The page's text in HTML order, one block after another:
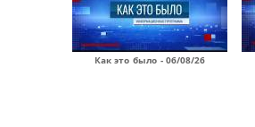
Как это было - 06/08/26